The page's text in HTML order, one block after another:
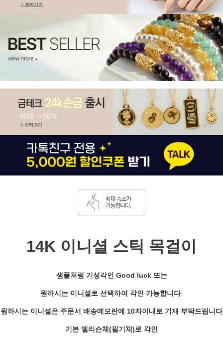
14K 이니셜 스틱 목걸이
샘플처럼 기성각인 Good luck 또는
원하시는 이니셜로 선택하여 각인 가능합니다
원하시는 이니셜은 주문서 배송메모란에 10자이내로 기재 부탁드립니다
기본 엘리슨체(필기체)로 각인